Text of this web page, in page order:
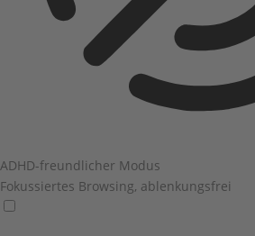
ADHD-freundlicher Modus
Fokussiertes Browsing, ablenkungsfrei